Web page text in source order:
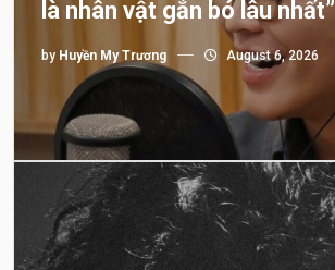
là nhân vật gắn bó lâu nhất”
by Huyền My Trương August 6, 2026